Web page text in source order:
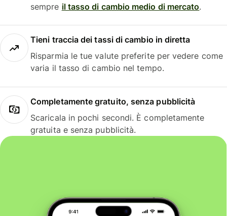
sempre il tasso di cambio medio di mercato.
Tieni traccia dei tassi di cambio in diretta
Risparmia le tue valute preferite per vedere come
varia il tasso di cambio nel tempo.
Completamente gratuito, senza pubblicità
Scaricala in pochi secondi. È completamente
gratuita e senza pubblicità.